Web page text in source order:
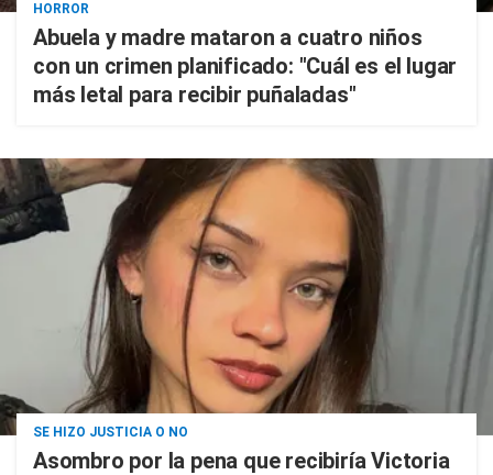
HORROR
Abuela y madre mataron a cuatro niños
con un crimen planificado: "Cuál es el lugar
más letal para recibir puñaladas"
SE HIZO JUSTICIA O NO
Asombro por la pena que recibiría Victoria